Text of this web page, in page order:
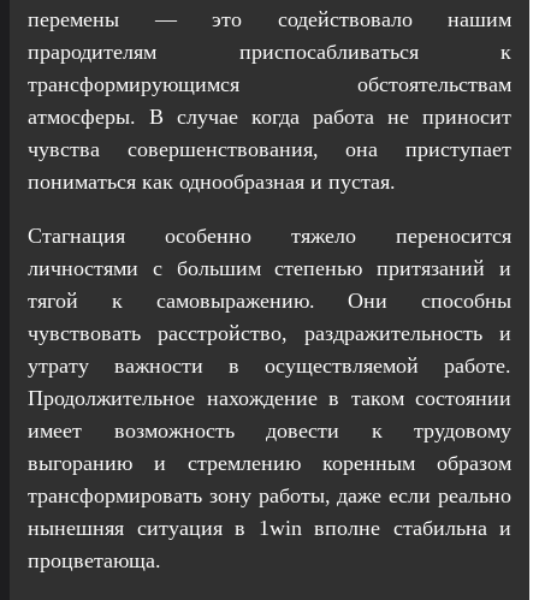
перемены — это содействовало нашим
прародителям приспосабливаться к
трансформирующимся обстоятельствам
атмосферы. В случае когда работа не приносит
чувства совершенствования, она приступает
пониматься как однообразная и пустая.
Стагнация особенно тяжело переносится
личностями с большим степенью притязаний и
тягой к самовыражению. Они способны
чувствовать расстройство, раздражительность и
утрату важности в осуществляемой работе.
Продолжительное нахождение в таком состоянии
имеет возможность довести к трудовому
выгоранию и стремлению коренным образом
трансформировать зону работы, даже если реально
нынешняя ситуация в 1win вполне стабильна и
процветающа.